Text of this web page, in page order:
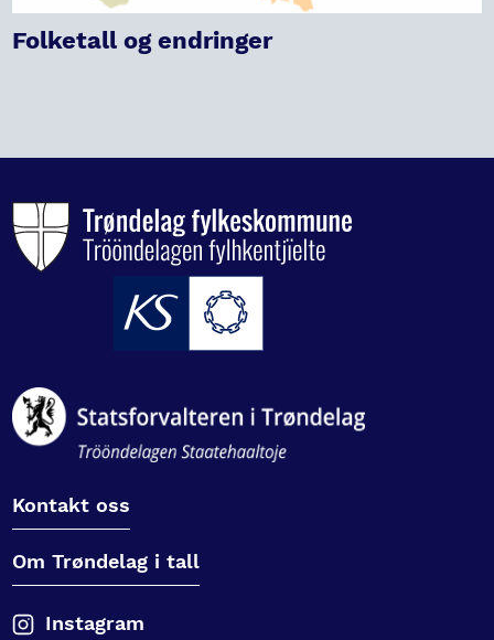
Folketall og endringer
Kontakt oss
Om Trøndelag i tall
Instagram